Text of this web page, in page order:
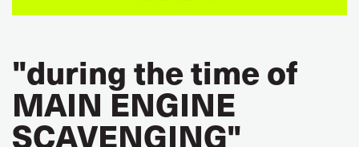
"during the time of
MAIN ENGINE
SCAVENGING"